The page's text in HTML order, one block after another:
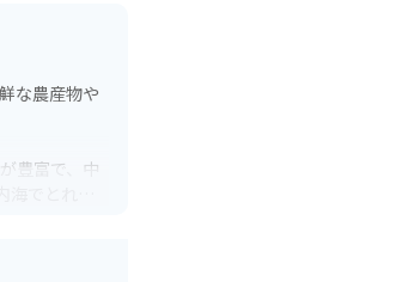
な農産物や
豊富で、中
でとれた
には、ぜひ